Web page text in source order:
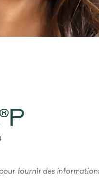
fournir des